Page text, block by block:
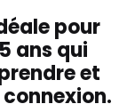
pour
ans qui
et